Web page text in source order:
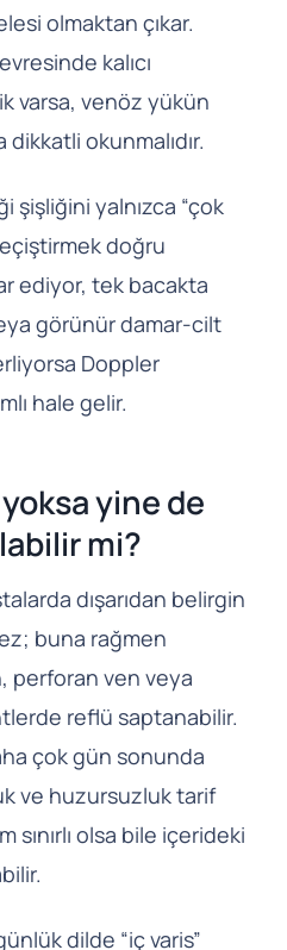
olmaktan çıkar.
kalıcı
varsa, venöz yükün
okunmalıdır.
şişliğini yalnızca “çok
doğru
ediyor, tek bacakta
görünür damar-cilt
Doppler
hale gelir.
yine de
mi?
dışarıdan belirgin
buna rağmen
perforan ven veya
reflü saptanabilir.
çok gün sonunda
ve huzursuzluk tarif
sınırlı olsa bile içerideki
dilde “iç varis”